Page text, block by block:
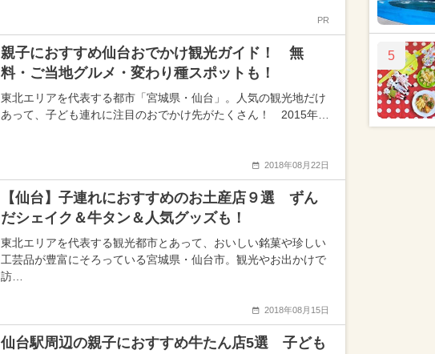
PR
親子におすすめ仙台おでかけ観光ガイド！ 無
料・ご当地グルメ・変わり種スポットも！
東北エリアを代表する都市「宮城県・仙台」。人気の観光地だけ
あって、子ども連れに注目のおでかけ先がたくさん！ 2015年…
2018年08月22日
【仙台】子連れにおすすめのお土産店９選 ずん
だシェイク＆牛タン＆人気グッズも！
東北エリアを代表する観光都市とあって、おいしい銘菓や珍しい
工芸品が豊富にそろっている宮城県・仙台市。観光やお出かけで
訪…
2018年08月15日
仙台駅周辺の親子におすすめ牛たん店5選 子ども
5